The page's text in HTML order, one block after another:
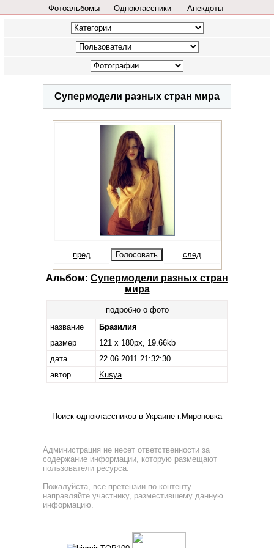
Фотоальбомы Одноклассники Анекдоты
Супермодели разных стран мира
пред след
Альбом: Супермодели разных стран
мира
подробно о фото
название
Бразилия
размер
121 x 180px, 19.66kb
дата
22.06.2011 21:32:30
автор
Kusya
Поиск одноклассников в Украине г.Мироновка
Администрация не несет ответственности за
содержание информации, которую размещают
пользователи ресурса.
Пожалуйста, все претензии по контенту
направляйте участнику, разместившему данную
информацию.